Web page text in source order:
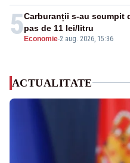
5Economie-2 aug. 2026, 15:36
Carburanții s-au scumpit
pas de 11 lei/litru
ACTUALITATE